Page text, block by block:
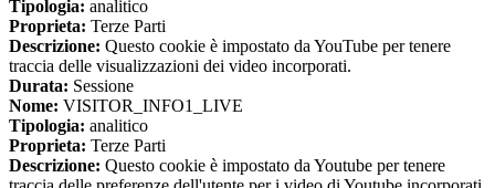
Tipologia: analitico
Proprieta: Terze Parti
Descrizione: Questo cookie è impostato da YouTube per tenere
traccia delle visualizzazioni dei video incorporati.
Durata: Sessione
Nome: VISITOR_INFO1_LIVE
Tipologia: analitico
Proprieta: Terze Parti
Descrizione: Questo cookie è impostato da Youtube per tenere